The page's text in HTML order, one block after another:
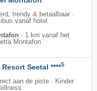
trendy & betaalbaar ·
vanaf hotel
· 1 km vanaf het
Montafon
Seetal ****S
aan de piste · Kinder